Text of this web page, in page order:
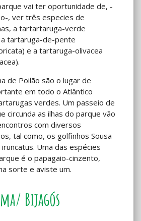
vai ter oportunidade de, -
, ver três especies de
a tartartaruga-verde
a tartaruga-de-pente
e a tartaruga-olivacea
de Poilão são o lugar de
em todo o Atlântico
verdes. Um passeio de
circunda as ilhas do parque vão
com diversos
tal como, os golfinhos Sousa
Uma das espécies
é o papagaio-cinzento,
sorte e aviste um.
Bijagós